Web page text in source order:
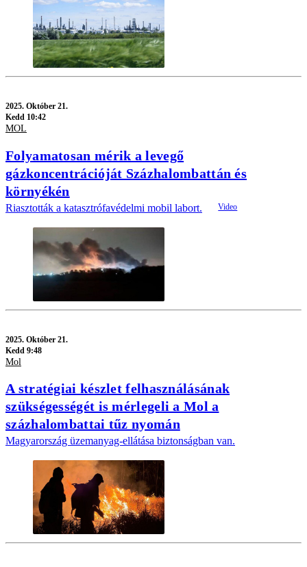
2025. Október 21.
Kedd 10:42
MOL
Folyamatosan mérik a levegő
gázkoncentrációját Százhalombattán és
környékén
Riasztották a katasztrófavédelmi mobil labort.
2025. Október 21.
Kedd 9:48
Mol
A stratégiai készlet felhasználásának
szükségességét is mérlegeli a Mol a
százhalombattai tűz nyomán
Magyarország üzemanyag-ellátása biztonságban van.